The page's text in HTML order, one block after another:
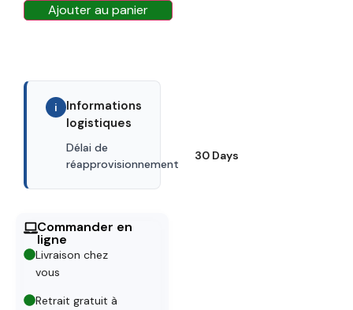
Ajouter au panier
i
Informations
logistiques
Délai de
réapprovisionnement
30 Days
Commander en
ligne
Livraison chez
vous
Retrait gratuit à